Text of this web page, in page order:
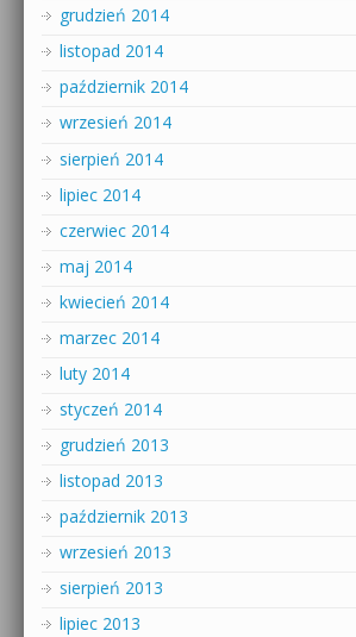
grudzień 2014
listopad 2014
październik 2014
wrzesień 2014
sierpień 2014
lipiec 2014
czerwiec 2014
maj 2014
kwiecień 2014
marzec 2014
luty 2014
styczeń 2014
grudzień 2013
listopad 2013
październik 2013
wrzesień 2013
sierpień 2013
lipiec 2013